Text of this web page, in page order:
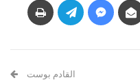
القادم بوست